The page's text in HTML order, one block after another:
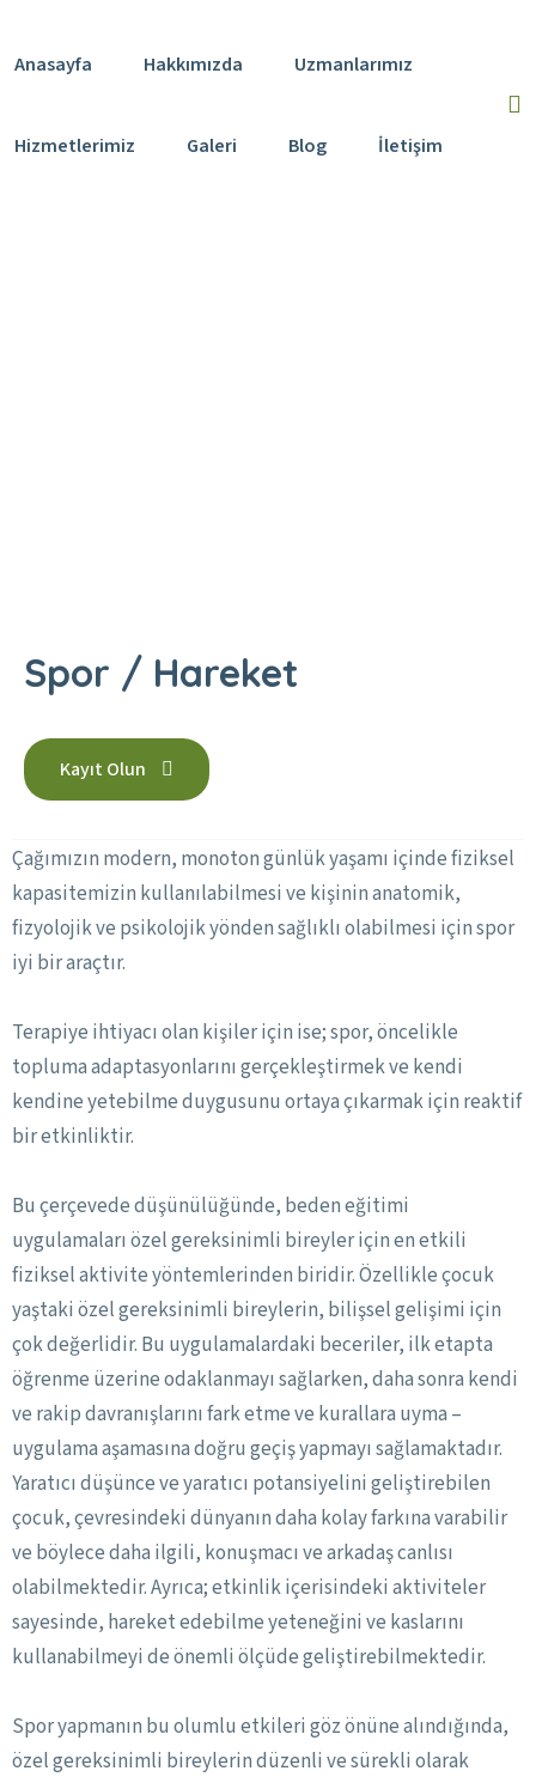
Anasayfa Hakkımızda Uzmanlarımız
Hizmetlerimiz Galeri Blog İletişim
Spor / Hareket
Kayıt Olun
Çağımızın modern, monoton günlük yaşamı içinde fiziksel
kapasitemizin kullanılabilmesi ve kişinin anatomik,
fizyolojik ve psikolojik yönden sağlıklı olabilmesi için spor
iyi bir araçtır.
Terapiye ihtiyacı olan kişiler için ise; spor, öncelikle
topluma adaptasyonlarını gerçekleştirmek ve kendi
kendine yetebilme duygusunu ortaya çıkarmak için reaktif
bir etkinliktir.
Bu çerçevede düşünülüğünde, beden eğitimi
uygulamaları özel gereksinimli bireyler için en etkili
fiziksel aktivite yöntemlerinden biridir. Özellikle çocuk
yaştaki özel gereksinimli bireylerin, bilişsel gelişimi için
çok değerlidir. Bu uygulamalardaki beceriler, ilk etapta
öğrenme üzerine odaklanmayı sağlarken, daha sonra kendi
ve rakip davranışlarını fark etme ve kurallara uyma –
uygulama aşamasına doğru geçiş yapmayı sağlamaktadır.
Yaratıcı düşünce ve yaratıcı potansiyelini geliştirebilen
çocuk, çevresindeki dünyanın daha kolay farkına varabilir
ve böylece daha ilgili, konuşmacı ve arkadaş canlısı
olabilmektedir. Ayrıca; etkinlik içerisindeki aktiviteler
sayesinde, hareket edebilme yeteneğini ve kaslarını
kullanabilmeyi de önemli ölçüde geliştirebilmektedir.
Spor yapmanın bu olumlu etkileri göz önüne alındığında,
özel gereksinimli bireylerin düzenli ve sürekli olarak